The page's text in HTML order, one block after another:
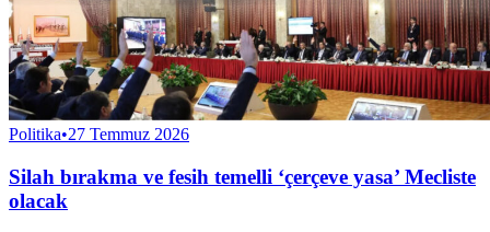
Politika•27 Temmuz 2026
Silah bırakma ve fesih temelli ‘çerçeve yasa’ Mecliste
olacak